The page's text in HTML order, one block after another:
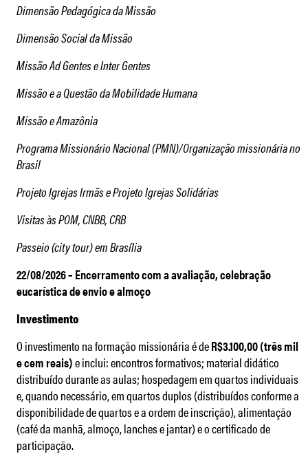
Dimensão Pedagógica da Missão
Dimensão Social da Missão
Missão Ad Gentes e Inter Gentes
Missão e a Questão da Mobilidade Humana
Missão e Amazônia
Programa Missionário Nacional (PMN)/Organização missionária no
Brasil
Projeto Igrejas Irmãs e Projeto Igrejas Solidárias
Visitas às POM, CNBB, CRB
Passeio (city tour) em Brasília
22/08/2026 – Encerramento com a avaliação, celebração
eucarística de envio e almoço
Investimento
O investimento na formação missionária é deR$3.100,00 (três mil
e cem reais)e inclui: encontros formativos; material didático
distribuído durante as aulas; hospedagem em quartos individuais
e, quando necessário, em quartos duplos (distribuídos conforme a
disponibilidade de quartos e a ordem de inscrição), alimentação
(café da manhã, almoço, lanches e jantar) e o certificado de
participação.